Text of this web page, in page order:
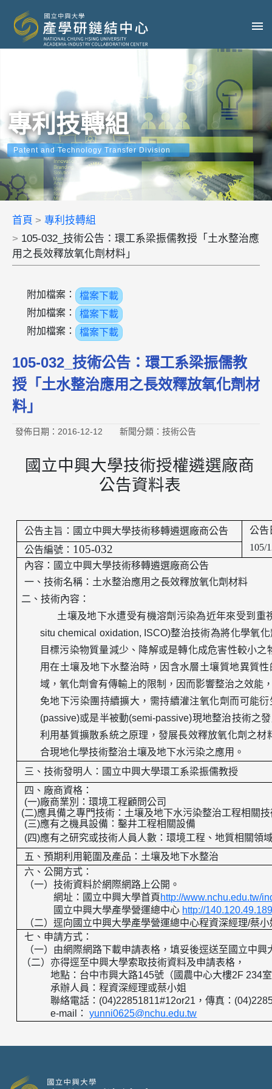
專利技轉組
Patent and Technology Transfer Division
首頁
專利技轉組
105-032_技術公告：環工系梁振儒教授「土水整治應
用之長效釋放氧化劑材料」
附加檔案：
檔案下載
附加檔案：
檔案下載
附加檔案：
檔案下載
105-032_技術公告：環工系梁振儒教
授「土水整治應用之長效釋放氧化劑材
料」
發佈日期：2016-12-12 新聞分類：技術公告
國立中興大學技術授權遴選廠商
公告資料表
公告主旨：國立中興大學技術移轉遴選廠商公告
公告
105/
公告編號： 105-032
內容：國立中興大學技術移轉遴選廠商公告
一、技術名稱： 土水整治應用之長效釋放氧化劑材料
二、技術內容：
土壤及地下水遭受有機溶劑污染為近年來受到重
situ chemical oxidation, ISCO)整治技術為將化學氧
目標污染物質量減少、降解或是轉化成危害性較小
用在土壤及地下水整治時，因含水層土壤質地異質
域，氧化劑會有傳輸上的限制，因而影響整治之效能
免地下污染團持續擴大，需持續灌注氧化劑而可能
(passive)或是半被動(semi-passive)現地整治技術之
利用基質擴散系統之原理，發展長效釋放氧化劑之材
合現地化學技術整治土壤及地下水污染之應用。
三、技術發明人： 國立中興大學環工系梁振儒教授
四、廠商資格：
(一)廠商業別：環境工程顧問公司
(二)應具備之專門技術：土壤及地下水污染整治工程相關
(三)應有之機具設備：鑿井工程相關設備
(四)應有之研究或技術人員人數：環境工程、地質相關領
五、預期利用範圍及產品： 土壤及地下水整治
六、公開方式：
（一）技術資料於網際網路上公開。
網址：國立中興大學首頁 http://www.nchu.edu.tw/
國立中興大學產學營運總中心 http://
（二）逕向國立中興大學產學營運總中心程資深經理/蔡小
七、申請方式：
（一）由網際網路下載申請表格，填妥後逕送至國立中
（二）亦得逕至中興大學索取技術資料及申請表格，
地點：台中市興大路145號（國農中心大樓2F 234
承辦人員：程資深經理或蔡小姐
聯絡電話： (04)22851811#12or21 ，傳真：
e-mail
： yunni0625@nchu.edu.tw